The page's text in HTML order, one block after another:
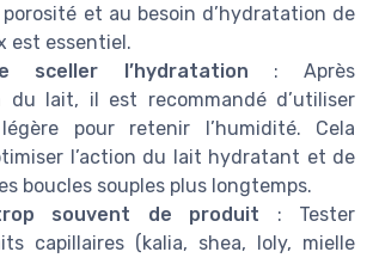
et au besoin d’hydratation de
est essentiel.
sceller l’hydratation : Après
du lait, il est recommandé d’utiliser
pour retenir l’humidité. Cela
l’action du lait hydratant et de
boucles souples plus longtemps.
souvent de produit : Tester
capillaires (kalia, shea, loly, mielle